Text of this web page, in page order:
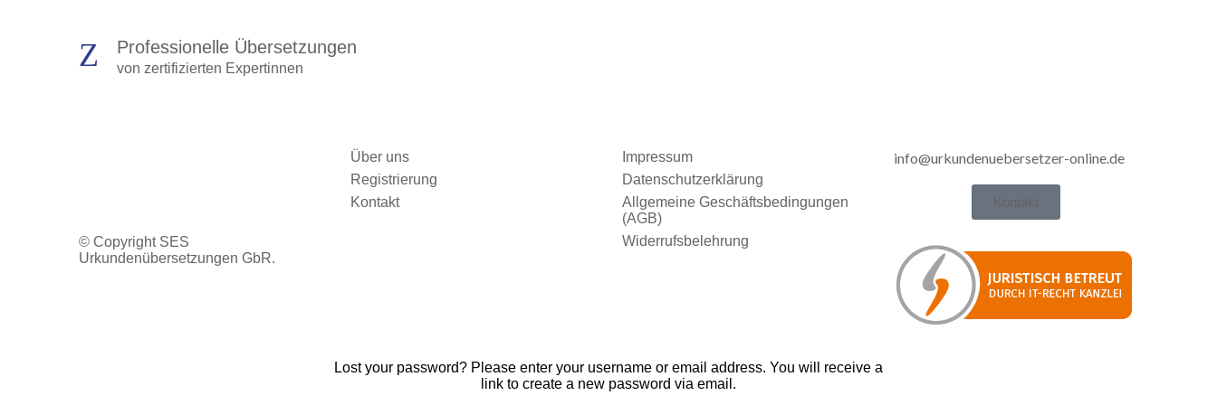
Professionelle Übersetzungen
von zertifizierten Expertinnen
© Copyright SES
Urkundenübersetzungen GbR.
Über uns
Registrierung
Kontakt
Impressum
Datenschutzerklärung
Allgemeine Geschäftsbedingungen
(AGB)
Widerrufsbelehrung
info@urkundenuebersetzer-online.de
Kontakt
Lost your password? Please enter your username or email address. You will receive a
link to create a new password via email.